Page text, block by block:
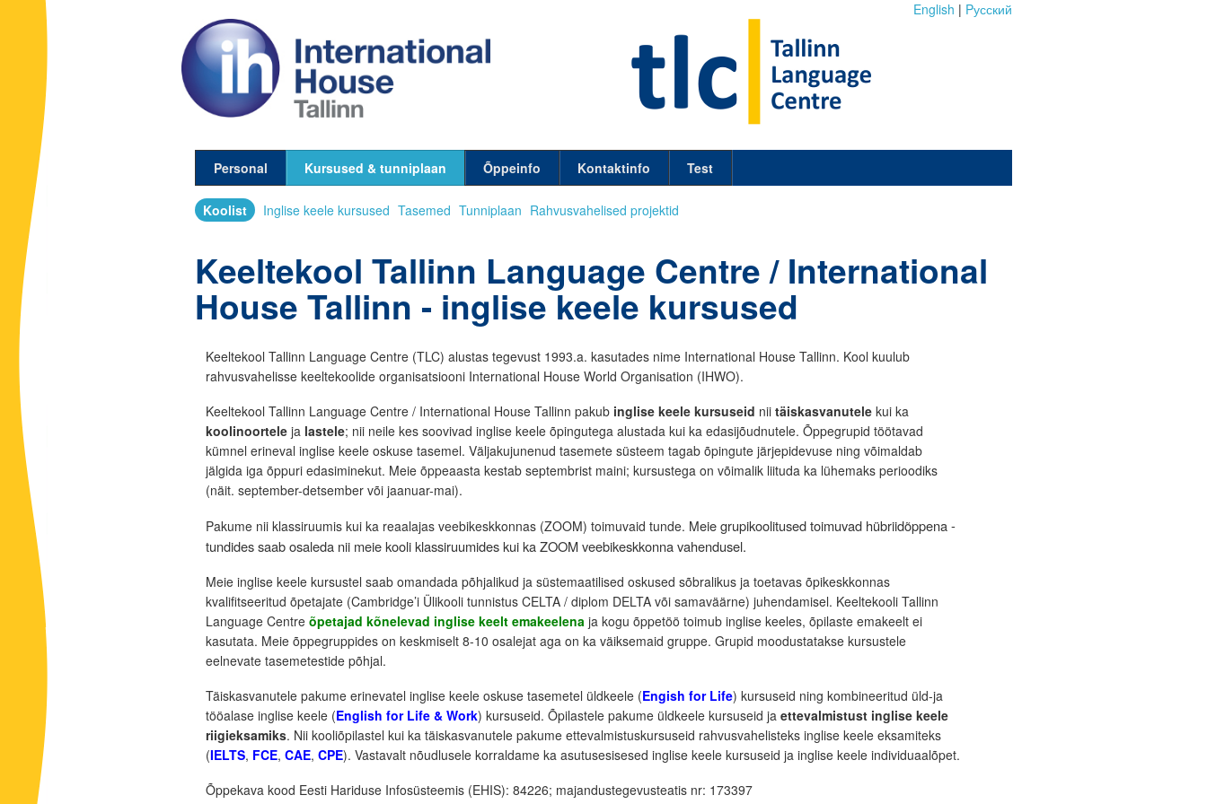
English | Pусский
Personal Kursused & tunniplaan Õppeinfo Kontaktinfo Test
Koolist Inglise keele kursused Tasemed Tunniplaan Rahvusvahelised projektid
Keeltekool Tallinn Language Centre / International
House Tallinn - inglise keele kursused
Keeltekool Tallinn Language Centre (TLC) alustas tegevust 1993.a. kasutades nime International House Tallinn. Kool kuulub
rahvusvahelisse keeltekoolide organisatsiooni International House World Organisation (IHWO).
Keeltekool Tallinn Language Centre / International House Tallinn pakub inglise keele kursuseid nii täiskasvanutele kui ka
koolinoortele ja lastele; nii neile kes soovivad inglise keele õpingutega alustada kui ka edasijõudnutele. Õppegrupid töötavad
kümnel erineval inglise keele oskuse tasemel. Väljakujunenud tasemete süsteem tagab õpingute järjepidevuse ning võimaldab
jälgida iga õppuri edasiminekut. Meie õppeaasta kestab septembrist maini; kursustega on võimalik liituda ka lühemaks perioodiks
(näit. september-detsember või jaanuar-mai).
Pakume nii klassiruumis kui ka reaalajas veebikeskkonnas (ZOOM) toimuvaid tunde. Meie grupikoolitused toimuvad hübriidõppena -
tundides saab osaleda nii meie kooli klassiruumides kui ka ZOOM veebikeskkonna vahendusel.
Meie inglise keele kursustel saab omandada põhjalikud ja süstemaatilised oskused sõbralikus ja toetavas õpikeskkonnas
kvalifitseeritud õpetajate (Cambridge’i Ülikooli tunnistus CELTA / diplom DELTA või samaväärne) juhendamisel. Keeltekooli Tallinn
Language Centre õpetajad kõnelevad inglise keelt emakeelena ja kogu õppetöö toimub inglise keeles, õpilaste emakeelt ei
kasutata. Meie õppegruppides on keskmiselt 8-10 osalejat aga on ka väiksemaid gruppe. Grupid moodustatakse kursustele
eelnevate tasemetestide põhjal.
Täiskasvanutele pakume erinevatel inglise keele oskuse tasemetel üldkeele (Engish for Life) kursuseid ning kombineeritud üld-ja
tööalase inglise keele (English for Life & Work) kursuseid. Õpilastele pakume üldkeele kursuseid ja ettevalmistust inglise keele
riigieksamiks. Nii kooliõpilastel kui ka täiskasvanutele pakume ettevalmistuskursuseid rahvusvahelisteks inglise keele eksamiteks
(IELTS, FCE, CAE, CPE). Vastavalt nõudlusele korraldame ka asutusesisesed inglise keele kursuseid ja inglise keele individuaalõpet.
Õppekava kood Eesti Hariduse Infosüsteemis (EHIS): 84226; majandustegevusteatis nr: 173397